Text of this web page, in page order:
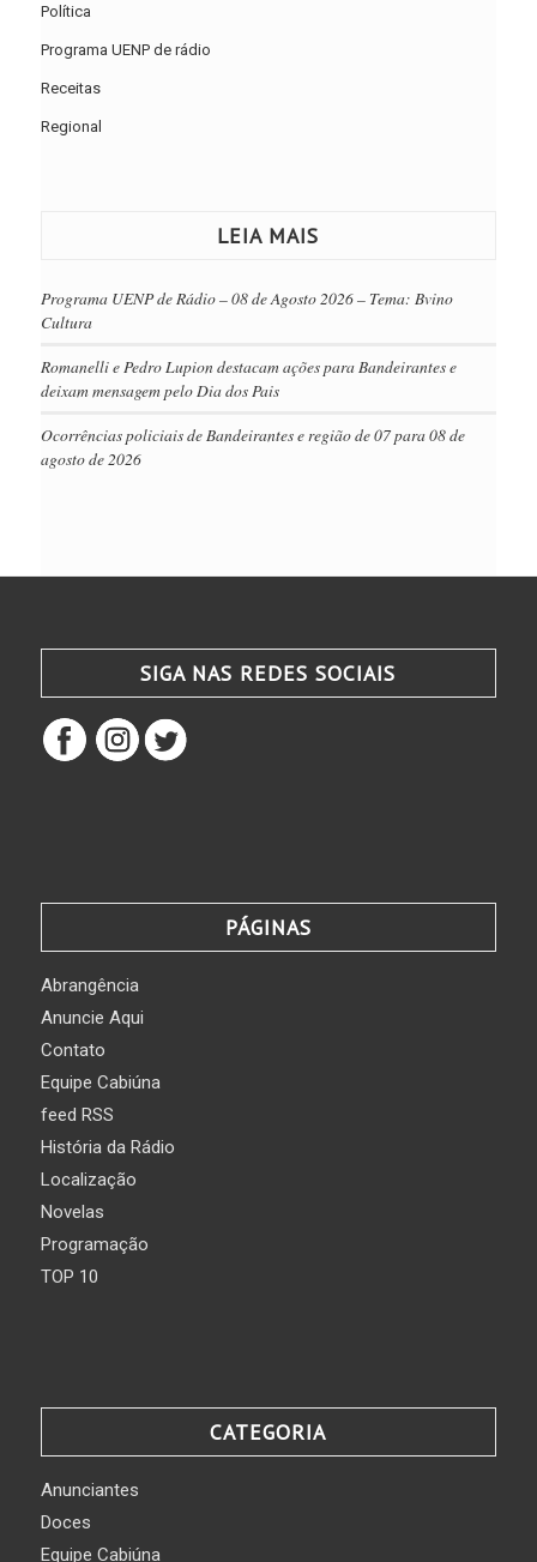
Política
Programa UENP de rádio
Receitas
Regional
LEIA MAIS
Programa UENP de Rádio – 08 de Agosto 2026 – Tema: Bvino
Cultura
Romanelli e Pedro Lupion destacam ações para Bandeirantes e
deixam mensagem pelo Dia dos Pais
Ocorrências policiais de Bandeirantes e região de 07 para 08 de
agosto de 2026
SIGA NAS REDES SOCIAIS
PÁGINAS
Abrangência
Anuncie Aqui
Contato
Equipe Cabiúna
feed RSS
História da Rádio
Localização
Novelas
Programação
TOP 10
CATEGORIA
Anunciantes
Doces
Equipe Cabiúna